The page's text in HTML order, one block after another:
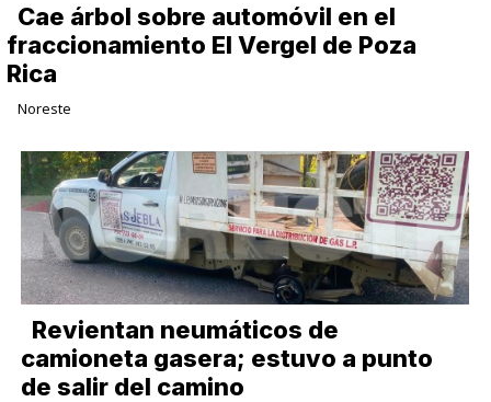
Cae árbol sobre automóvil en el
fraccionamiento El Vergel de Poza
Rica
Noreste
Revientan neumáticos de
camioneta gasera; estuvo a punto
de salir del camino